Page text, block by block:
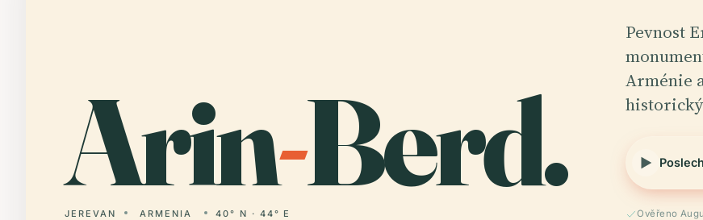
Arin-Berd.
JEREVAN ARMENIA 40° N · 44° E
Pevnost
Arménie
Ověřeno